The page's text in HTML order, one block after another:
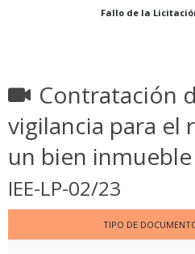
Fallo de la
Contratación
vigilancia para el
un bien
IEE-LP-02/23
TIPO DE